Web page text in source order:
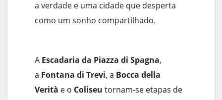
a verdade e uma cidade que desperta
como um sonho compartilhado.
A Escadaria da Piazza di Spagna,
a Fontana di Trevi, a Bocca della
Verità e o Coliseu tornam-se etapas de